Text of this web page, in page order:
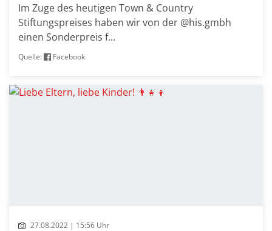
Im Zuge des heutigen Town & Country
Stiftungspreises haben wir von der @his.gmbh
einen Sonderpreis f...
Quelle: Facebook
27.08.2022 | 15:56 Uhr